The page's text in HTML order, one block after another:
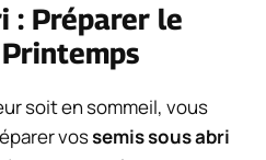
: Préparer le
soit en sommeil, vous
vossemis sous abri